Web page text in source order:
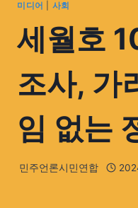
미디어 사회
세월호
조사, 가
임 없는
민주언론시민연합